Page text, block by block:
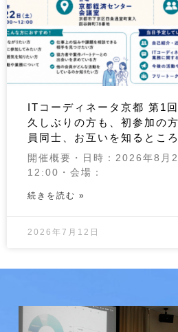
ITコーディネータ京都 第1
久しぶりの方も、初参加の
員同士、お互いを知るとこ
開催概要・日時：2026年8月
12:00・会場：
続きを読む »
2026年7月12日